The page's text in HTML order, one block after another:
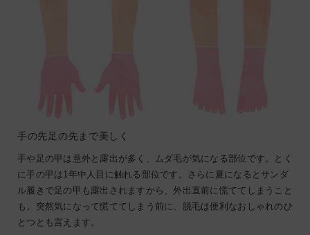
手の先足の先まで美しく
手や足の甲は意外と露出が多く、ムダ毛が気になる部位です。とく
に手の甲は1年中人目に触れる部位です。さらに夏になるとサンダ
ル履きで足の甲も露出されますから、外出直前に慌ててしまうこと
も。突然気になって慌ててしまう前に、脱毛は便利なおしゃれのひ
とつとも言えます。